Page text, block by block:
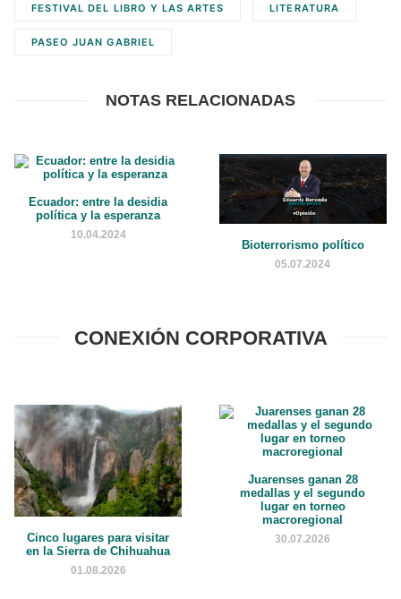
FESTIVAL DEL LIBRO Y LAS ARTES LITERATURA
PASEO JUAN GABRIEL
NOTAS RELACIONADAS
Ecuador: entre la desidia
política y la esperanza
10.04.2024
Bioterrorismo político
05.07.2024
CONEXIÓN CORPORATIVA
Cinco lugares para visitar
en la Sierra de Chihuahua
01.08.2026
Juarenses ganan 28
medallas y el segundo
lugar en torneo
macroregional
30.07.2026